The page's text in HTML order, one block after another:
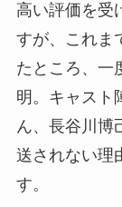
高い評価を受
すが、これま
たところ、一
明。キャスト
ん、長谷川博
送されない理
す。